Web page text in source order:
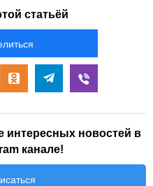
статьёй
интересных новостей в
канале!